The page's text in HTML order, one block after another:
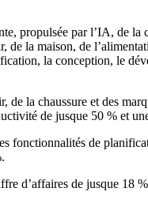
propulsée par l’IA, de
la maison, de
la conception, le
la chaussure et des
de jusque 50 % et
de
d’affaires de jusque 18